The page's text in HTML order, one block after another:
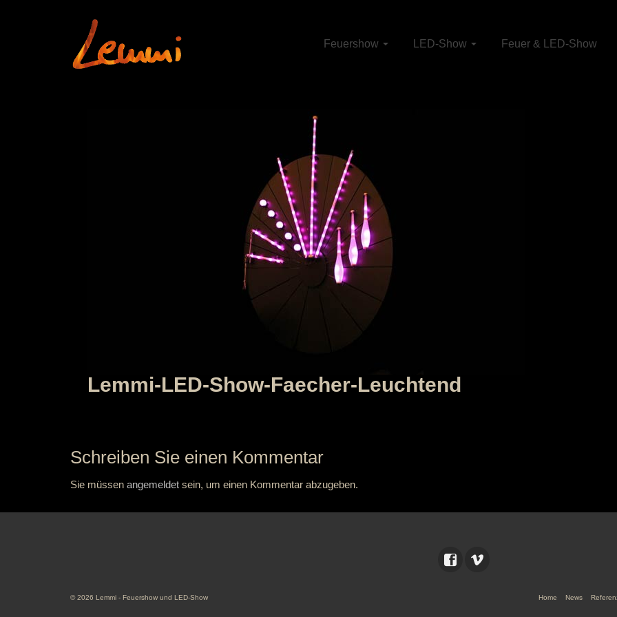
Feuershow LED-Show Feuer & LED-Show
Lemmi-LED-Show-Faecher-Leuchtend
Schreiben Sie einen Kommentar
Sie müssen angemeldet sein, um einen Kommentar abzugeben.
Home News
© 2026 Lemmi - Feuershow und LED-Show